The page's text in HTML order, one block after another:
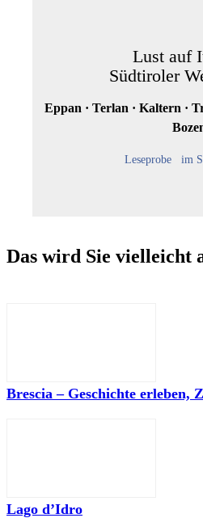
Lust auf
Südtiroler
Eppan · Terlan · Kaltern ·
Leseprobe im
Das wird Sie vielleicht
Brescia – Geschichte erleben,
Lago d’Idro